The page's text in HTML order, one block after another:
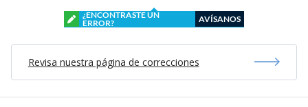
¿ENCONTRASTE UN
ERROR?
AVÍSANOS
Revisa nuestra página de correcciones